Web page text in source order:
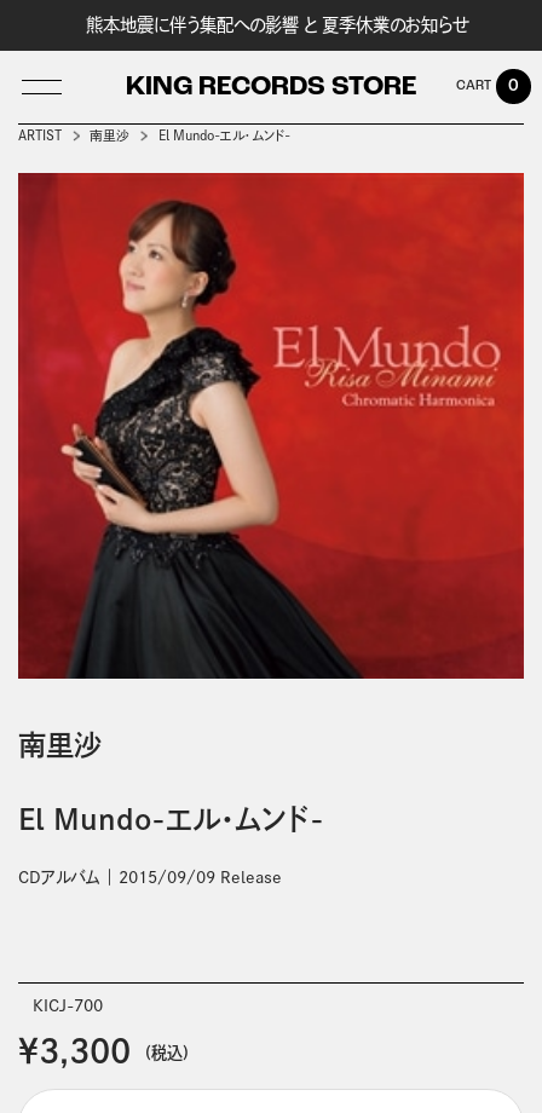
熊本地震に伴う集配への影響 と 夏季休業のお知らせ
KING RECORDS STORE 0
ARTIST 南里沙 El Mundo-エル・ムンド-
南里沙
El Mundo-エル・ムンド-
CDアルバム 2015/09/09 Release
KICJ-700
￥3,300 (税込)